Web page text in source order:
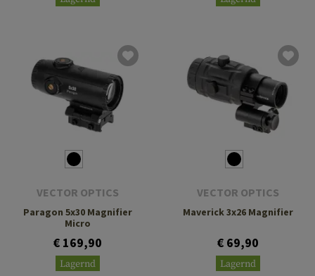
VECTOR OPTICS
Paragon 5x30 Magnifier
Micro
€ 169,90
Lagernd
VECTOR OPTICS
Maverick 3x26 Magnifier
€ 69,90
Lagernd